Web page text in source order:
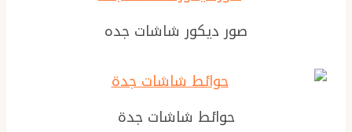
صور ديكور شاشات جده
حوائط شاشات جدة